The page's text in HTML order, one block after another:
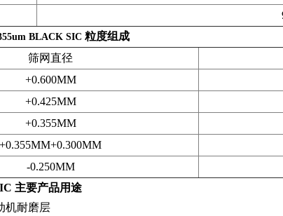
BLACK SIC 粒度组成
筛网直径
+0.600MM
+0.425MM
+0.355MM
+0.355MM+0.300MM
-0.250MM
主要产品用途
机耐磨层